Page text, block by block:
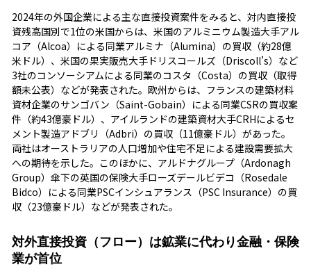
2024年の外国企業による主な直接投資案件をみると、対内直接投
資残高国別で1位の米国からは、米国のアルミニウム製造大手アル
コア（Alcoa）による同業アルミナ（Alumina）の買収（約28億
米ドル）、米国の果実販売大手ドリスコールズ（Driscoll’s）など
3社のコンソーシアムによる同業のコスタ（Costa）の買収（取得
額未公表）などが発表された。欧州からは、フランスの建築材料
資材企業のサンゴバン（Saint-Gobain）による同業CSRの買収案
件（約43億豪ドル）、アイルランドの建築資材大手CRHによるセ
メント製造アドブリ（Adbri）の買収（11億豪ドル）があった。
両社はオーストラリアの人口増加や住宅不足による建設需要拡大
への期待を示した。このほかに、アルドナグループ（Ardonagh
Group）傘下の英国の保険大手ローズデールビデコ（Rosedale
Bidco）による同業PSCインシュアランス（PSC Insurance）の買
収（23億豪ドル）などが発表された。
対外直接投資（フロー）は鉱業に代わり金融・保険
業が首位